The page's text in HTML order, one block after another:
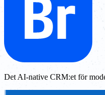
Det AI-native CRM:et för